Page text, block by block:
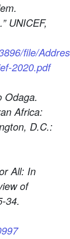
UNICEF,
file/
2020.pdf
Odaga.
Africa:
D.C.:
All: In
of
34.